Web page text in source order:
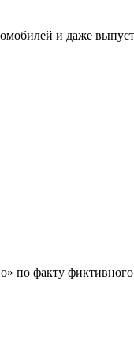
и даже
факту фиктивного